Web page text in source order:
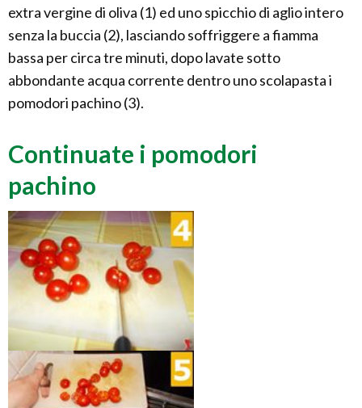
extra vergine di oliva (1) ed uno spicchio di aglio intero
senza la buccia (2), lasciando soffriggere a fiamma
bassa per circa tre minuti, dopo lavate sotto
abbondante acqua corrente dentro uno scolapasta i
pomodori pachino (3).
Continuate i pomodori
pachino